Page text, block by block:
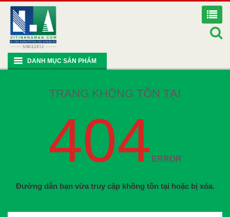
DANH MỤC SẢN PHẨM
TRANG KHÔNG TỒN TẠI
404 ERROR
Đường dẫn bạn vừa truy cập không tồn tại hoặc bị xóa.